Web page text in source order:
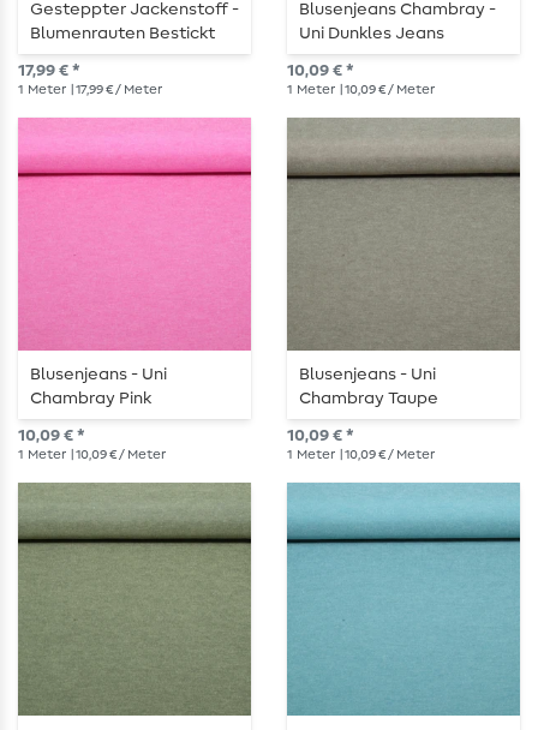
Gesteppter Jackenstoff -
Blumenrauten Bestickt
Ecru
17,99 € *
1 Meter | 17,99 € / Meter
Blusenjeans Chambray -
Uni Dunkles Jeans
10,09 € *
1 Meter | 10,09 € / Meter
Blusenjeans - Uni
Chambray Pink
10,09 € *
1 Meter | 10,09 € / Meter
Blusenjeans - Uni
Chambray Taupe
10,09 € *
1 Meter | 10,09 € / Meter